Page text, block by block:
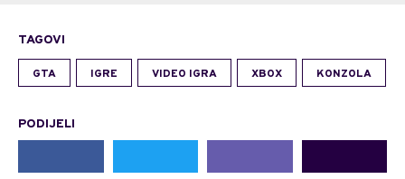
TAGOVI
GTA IGRE VIDEO IGRA XBOX KONZOLA
PODIJELI